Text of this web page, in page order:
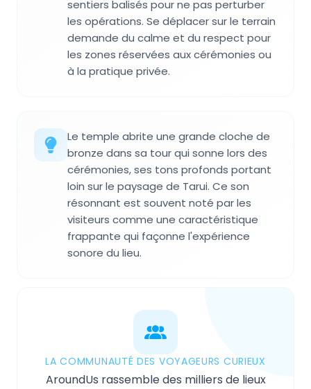
sentiers balisés pour ne pas perturber
les opérations. Se déplacer sur le terrain
demande du calme et du respect pour
les zones réservées aux cérémonies ou
à la pratique privée.
Le temple abrite une grande cloche de
bronze dans sa tour qui sonne lors des
cérémonies, ses tons profonds portant
loin sur le paysage de Tarui. Ce son
résonnant est souvent noté par les
visiteurs comme une caractéristique
frappante qui façonne l'expérience
sonore du lieu.
LA COMMUNAUTÉ DES VOYAGEURS CURIEUX
AroundUs rassemble des milliers de lieux